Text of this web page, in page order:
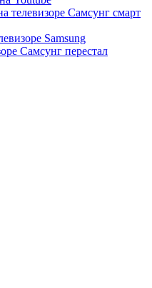
телевизоре Самсунг смарт
Samsung
Самсунг перестал